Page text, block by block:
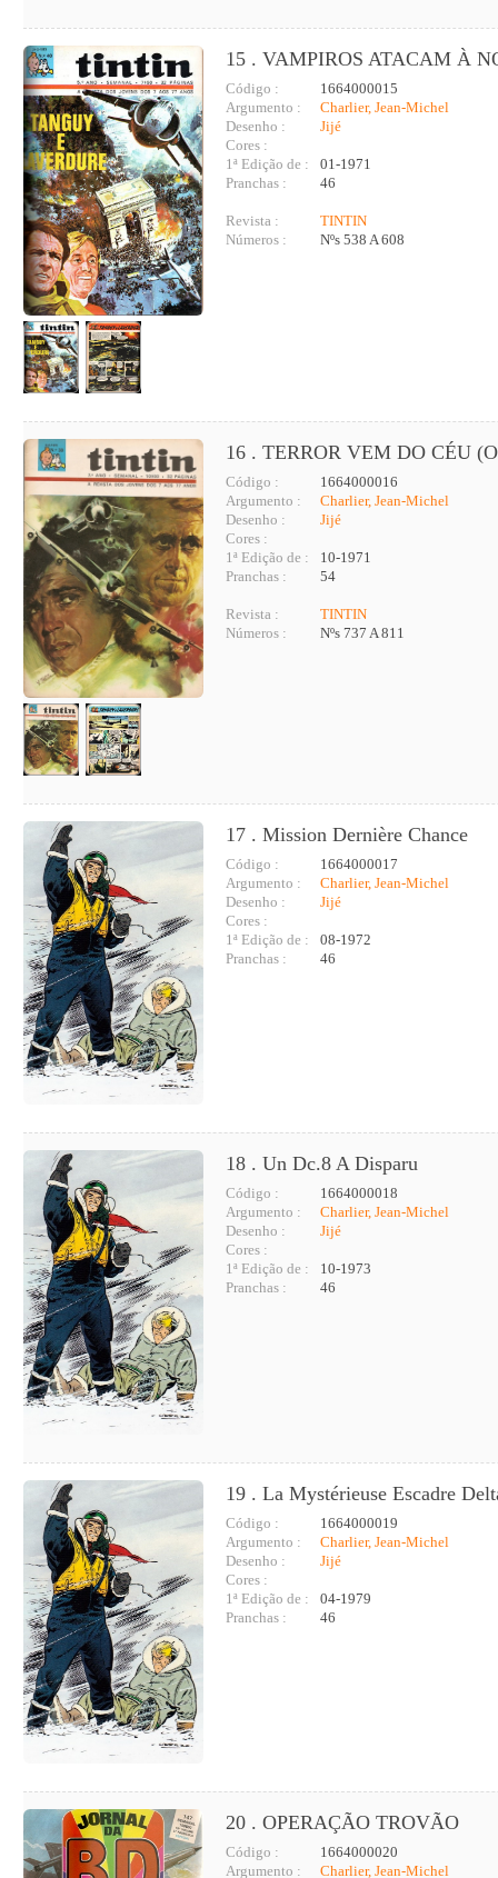
15 . VAMPIROS ATACAM À
Código :
1664000015
Argumento :
Charlier, Jean-Michel
Desenho :
Jijé
Cores :
1ª Edição de :
01-1971
Pranchas :
46
Revista :
TINTIN
Números :
Nºs 538 A 608
16 . TERROR VEM DO CÉU
Código :
1664000016
Argumento :
Charlier, Jean-Michel
Desenho :
Jijé
Cores :
1ª Edição de :
10-1971
Pranchas :
54
Revista :
TINTIN
Números :
Nºs 737 A 811
17 . Mission Dernière Chance
Código :
1664000017
Argumento :
Charlier, Jean-Michel
Desenho :
Jijé
Cores :
1ª Edição de :
08-1972
Pranchas :
46
18 . Un Dc.8 A Disparu
Código :
1664000018
Argumento :
Charlier, Jean-Michel
Desenho :
Jijé
Cores :
1ª Edição de :
10-1973
Pranchas :
46
19 . La Mystérieuse Escadre
Código :
1664000019
Argumento :
Charlier, Jean-Michel
Desenho :
Jijé
Cores :
1ª Edição de :
04-1979
Pranchas :
46
20 . OPERAÇÃO TROVÃO
Código :
1664000020
Argumento :
Charlier, Jean-Michel